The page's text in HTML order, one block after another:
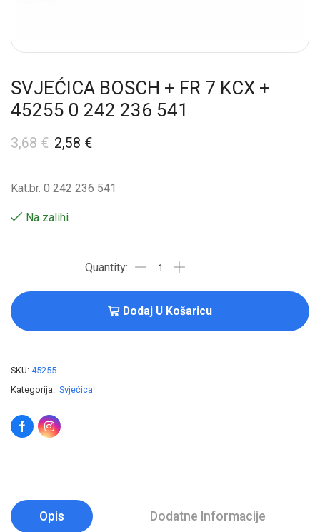
SVJEĆICA BOSCH + FR 7 KCX +
45255 0 242 236 541
3,68€ 2,58 €
Kat.br. 0 242 236 541
Na zalihi
Dodaj U Košaricu
SKU: 45255
Kategorija: Svjećica
Opis Dodatne Informacije